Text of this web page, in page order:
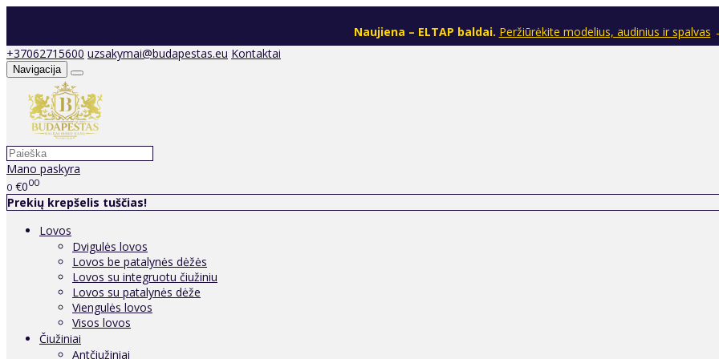
Naujiena – ELTAP baldai. Peržiūrėkite modelius, audinius ir spalvas
+37062715600 uzsakymai@budapestas.eu Kontaktai
Navigacija
Mano paskyra
0 €000
Prekių krepšelis tuščias!
Lovos
Dvigulės lovos
Lovos be patalynės dėžės
Lovos su integruotu čiužiniu
Lovos su patalynės dėže
Viengulės lovos
Visos lovos
Čiužiniai
Antčiužiniai